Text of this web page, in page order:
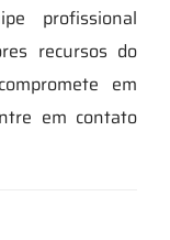
profissional
recursos do
em
em contato